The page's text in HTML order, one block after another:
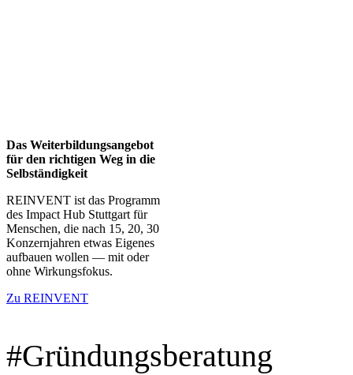
Das Weiterbildungsangebot
für den richtigen Weg in die
Selbständigkeit
REINVENT ist das Programm
des Impact Hub Stuttgart für
Menschen, die nach 15, 20, 30
Konzernjahren etwas Eigenes
aufbauen wollen — mit oder
ohne Wirkungsfokus.
Zu REINVENT
#Gründungsberatung